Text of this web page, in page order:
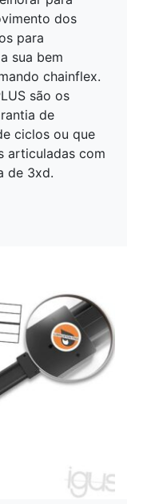
dos
para
sua bem
chainflex.
são os
de
ciclos ou que
articuladas com
de 3xd.